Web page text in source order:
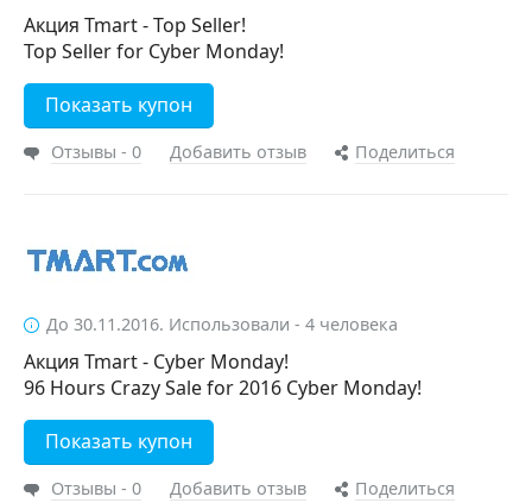
Акция Tmart - Top Seller!
Top Seller for Cyber Monday!
Показать купон
Отзывы - 0 Добавить отзыв Поделиться
До 30.11.2016. Использовали - 4 человека
Акция Tmart - Cyber Monday!
96 Hours Crazy Sale for 2016 Cyber Monday!
Показать купон
Отзывы - 0 Добавить отзыв Поделиться